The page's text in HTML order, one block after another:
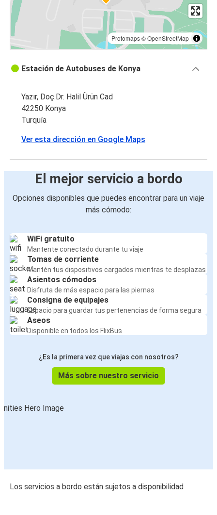
Protomaps©OpenStreetMap
Estación de Autobuses de Konya
Yazır, Doç.Dr. Halil Ürün Cad
42250 Konya
Turquía
Ver esta dirección en Google Maps
El mejor servicio a bordo
Opciones disponibles que puedes encontrar para un viaje
más cómodo:
WiFi gratuito
Mantente conectado durante tu viaje
Tomas de corriente
Mantén tus dispositivos cargados mientras te desplazas
Asientos cómodos
Disfruta de más espacio para las piernas
Consigna de equipajes
Espacio para guardar tus pertenencias de forma segura
Aseos
Disponible en todos los FlixBus
¿Es la primera vez que viajas con nosotros?
Más sobre nuestro servicio
Los servicios a bordo están sujetos a disponibilidad